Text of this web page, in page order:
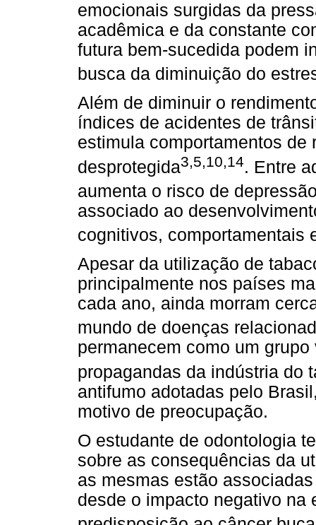
emocionais surgidas da
acadêmica e da constante
futura bem-sucedida podem
busca da diminuição do
Além de diminuir o
índices de acidentes de
estimula comportamentos
desprotegida3,5,10,14. Entre
aumenta o risco de
associado ao
cognitivos, comportamentais
Apesar da utilização de
principalmente nos países
cada ano, ainda morram
mundo de doenças
permanecem como um
propagandas da indústria do
antifumo adotadas pelo
motivo de preocupação.
O estudante de odontologia
sobre as consequências da
as mesmas estão
desde o impacto negativo na